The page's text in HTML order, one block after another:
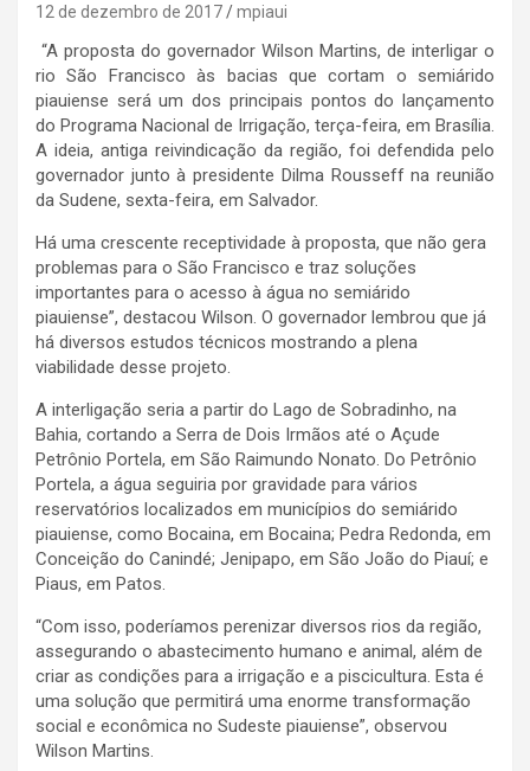
12 de dezembro de 2017 mpiaui
“A proposta do governador Wilson Martins, de interligar o
rio São Francisco às bacias que cortam o semiárido
piauiense será um dos principais pontos do lançamento
do Programa Nacional de Irrigação, terça-feira, em Brasília.
A ideia, antiga reivindicação da região, foi defendida pelo
governador junto à presidente Dilma Rousseff na reunião
da Sudene, sexta-feira, em Salvador.
Há uma crescente receptividade à proposta, que não gera
problemas para o São Francisco e traz soluções
importantes para o acesso à água no semiárido
piauiense”, destacou Wilson. O governador lembrou que já
há diversos estudos técnicos mostrando a plena
viabilidade desse projeto.
A interligação seria a partir do Lago de Sobradinho, na
Bahia, cortando a Serra de Dois Irmãos até o Açude
Petrônio Portela, em São Raimundo Nonato. Do Petrônio
Portela, a água seguiria por gravidade para vários
reservatórios localizados em municípios do semiárido
piauiense, como Bocaina, em Bocaina; Pedra Redonda, em
Conceição do Canindé; Jenipapo, em São João do Piauí; e
Piaus, em Patos.
“Com isso, poderíamos perenizar diversos rios da região,
assegurando o abastecimento humano e animal, além de
criar as condições para a irrigação e a piscicultura. Esta é
uma solução que permitirá uma enorme transformação
social e econômica no Sudeste piauiense”, observou
Wilson Martins.